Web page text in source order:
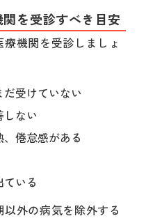
関を受診すべき目安
機関を受診しましょ
受けていない
しない
倦怠感がある
いる
外の病気を除外する